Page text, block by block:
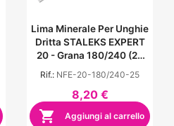
Lima Minerale Per Unghie
Dritta STALEKS EXPERT
20 - Grana 180/240 (25
Pz.)
Rif.: NFE-20-180/240-25
8,20 €
 Aggiungi al carrello